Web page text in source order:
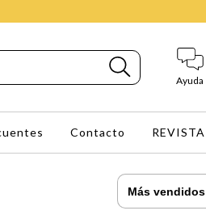
Ayuda
Contacto